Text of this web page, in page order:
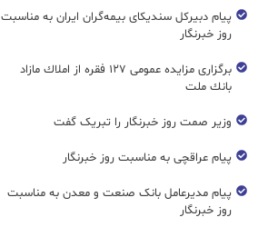
پیام دبیرکل سندیکای بیمه‌گران ایران به مناسبت
روز خبرنگار
برگزاری مزایده عمومی ۱۲۷ فقره از املاك مازاد
بانك ملت
وزیر صمت روز خبرنگار را تبریک گفت
پیام عراقچی به مناسبت روز خبرنگار
پیام مدیرعامل بانک صنعت و معدن به مناسبت
روز خبرنگار